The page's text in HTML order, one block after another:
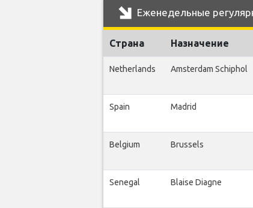
Еженедельные
Страна Назначение
Netherlands Amsterdam Schiphol
Spain Madrid
Belgium Brussels
Senegal Blaise Diagne